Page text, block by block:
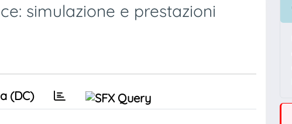
simulazione e prestazioni
(DC)